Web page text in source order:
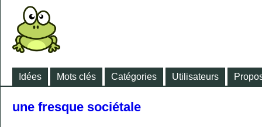
Idées Mots clés Catégories Utilisateurs
une fresque sociétale